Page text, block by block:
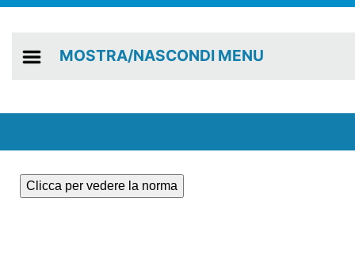
MOSTRA/NASCONDI MENU
Clicca per vedere la norma